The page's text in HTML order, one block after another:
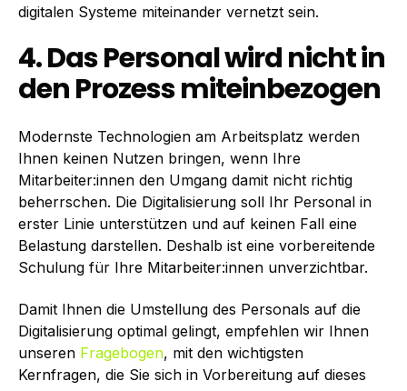
digitalen Systeme miteinander vernetzt sein.
4. Das Personal wird nicht in
den Prozess miteinbezogen
Modernste Technologien am Arbeitsplatz werden
Ihnen keinen Nutzen bringen, wenn Ihre
Mitarbeiter:innen den Umgang damit nicht richtig
beherrschen. Die Digitalisierung soll Ihr Personal in
erster Linie unterstützen und auf keinen Fall eine
Belastung darstellen. Deshalb ist eine vorbereitende
Schulung für Ihre Mitarbeiter:innen unverzichtbar.
Damit Ihnen die Umstellung des Personals auf die
Digitalisierung optimal gelingt, empfehlen wir Ihnen
unseren Fragebogen, mit den wichtigsten
Kernfragen, die Sie sich in Vorbereitung auf dieses